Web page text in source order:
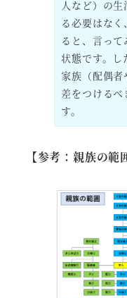
人など）の
る必要はな
ると、言っ
状態です。し
家族（配偶
差をつけるべ
す。
【参考：親族の範